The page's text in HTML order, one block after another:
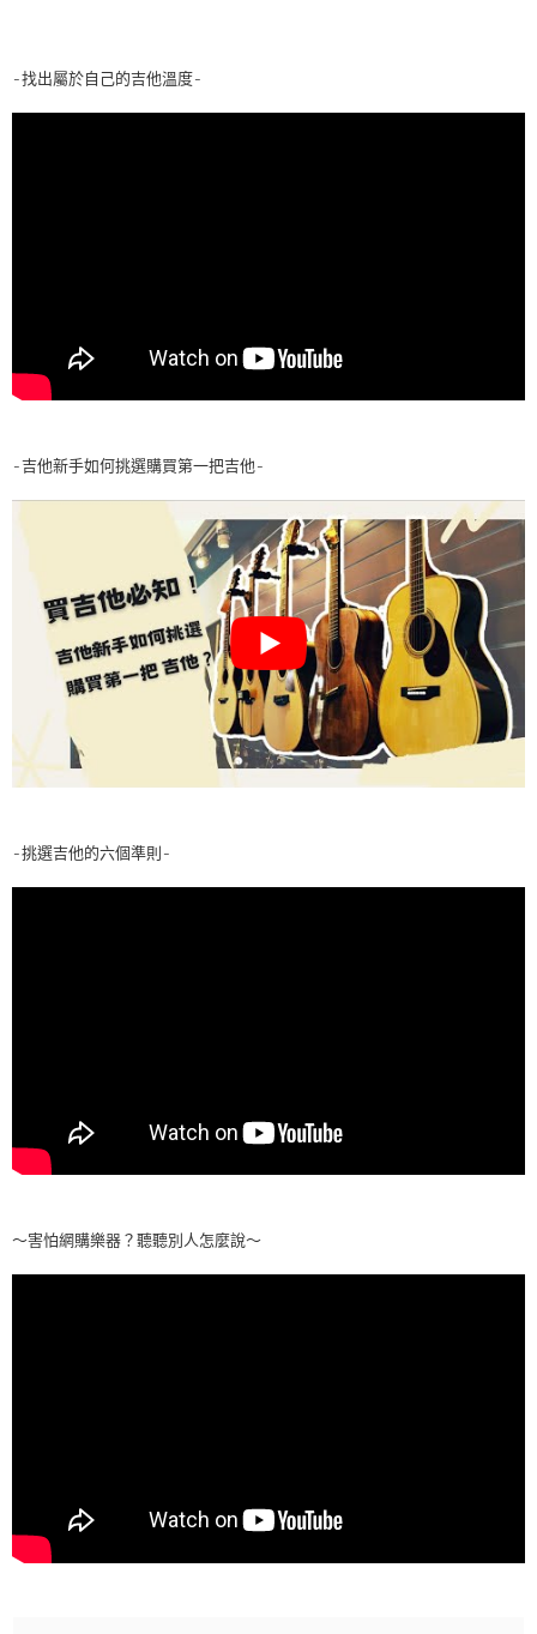
-找出屬於自己的吉他溫度-
-吉他新手如何挑選購買第一把吉他-
-挑選吉他的六個準則-
～害怕網購樂器？聽聽別人怎麼說～